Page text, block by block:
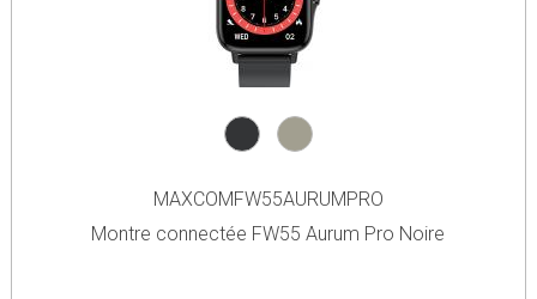
MAXCOMFW55AURUMPRO
Montre connectée FW55 Aurum Pro Noire